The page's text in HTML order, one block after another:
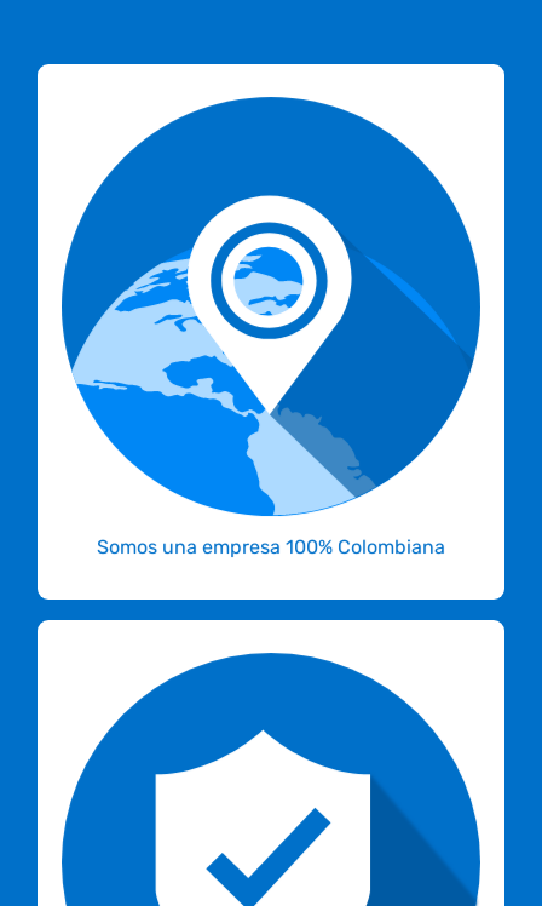
Somos una empresa 100% Colombiana
Toda nuestra infraestructura está ubicada en
Colombia lo que garantiza que tu información
no sale del país. Además, como empresa
legalmente constituida en Colombia todos tus
servicios son facturados, prestados y
soportados en Colombia.
Nuestra nube está ubicada en un
datacenter Tier III
controles de acceso que junto a la protección
de datos del Habeas data colombiano